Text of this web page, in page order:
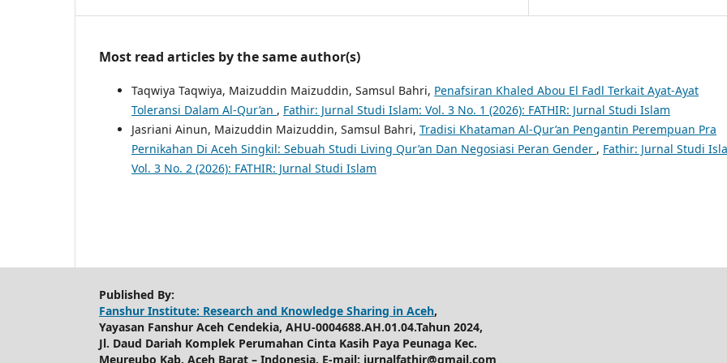
Most read articles by the same author(s)
Taqwiya Taqwiya, Maizuddin Maizuddin, Samsul Bahri, Penafsiran Khaled Abou El Fadl Terkait Ayat-Ayat
Toleransi Dalam Al-Qur’an , Fathir: Jurnal Studi Islam: Vol. 3 No. 1 (2026): FATHIR: Jurnal Studi Islam
Jasriani Ainun, Maizuddin Maizuddin, Samsul Bahri, Tradisi Khataman Al-Qur’an Pengantin Perempuan Pra
Pernikahan Di Aceh Singkil: Sebuah Studi Living Qur’an Dan Negosiasi Peran Gender , Fathir: Jurnal Studi
Vol. 3 No. 2 (2026): FATHIR: Jurnal Studi Islam
Published By:
Fanshur Institute: Research and Knowledge Sharing in Aceh,
Yayasan Fanshur Aceh Cendekia, AHU-0004688.AH.01.04.Tahun 2024,
Jl. Daud Dariah Komplek Perumahan Cinta Kasih Paya Peunaga Kec.
Meureubo Kab. Aceh Barat – Indonesia. E-mail: jurnalfathir@gmail.com